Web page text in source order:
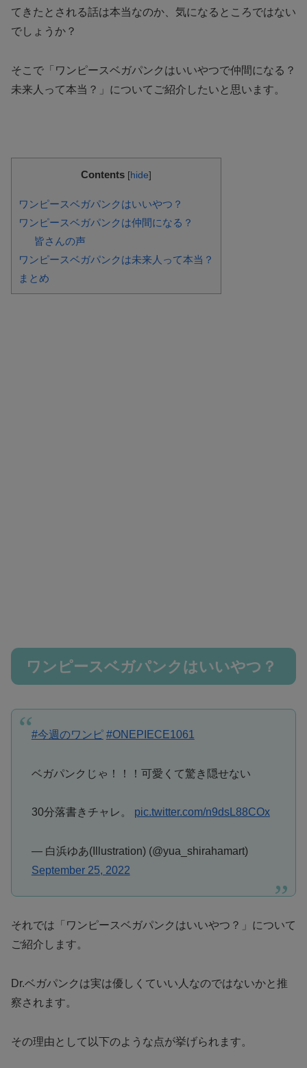
てきたとされる話は本当なのか、気になるところではない
でしょうか？
そこで「ワンピースベガパンクはいいやつで仲間になる？
未来人って本当？」についてご紹介したいと思います。
Contents [hide]
ワンピースベガパンクはいいやつ？
ワンピースベガパンクは仲間になる？
皆さんの声
ワンピースベガパンクは未来人って本当？
まとめ
ワンピースベガパンクはいいやつ？
#今週のワンピ #ONEPIECE1061
ベガパンクじゃ！！！可愛くて驚き隠せない
30分落書きチャレ。 pic.twitter.com/n9dsL88COx
— 白浜ゆあ(Illustration) (@yua_shirahamart)
September 25, 2022
それでは「ワンピースベガパンクはいいやつ？」について
ご紹介します。
Dr.ベガパンクは実は優しくていい人なのではないかと推
察されます。
その理由として以下のような点が挙げられます。